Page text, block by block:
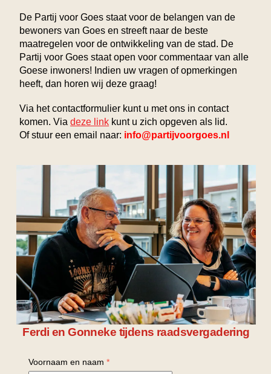
De Partij voor Goes staat voor de belangen van de
bewoners van Goes en streeft naar de beste
maatregelen voor de ontwikkeling van de stad. De
Partij voor Goes staat open voor commentaar van alle
Goese inwoners! Indien uw vragen of opmerkingen
heeft, dan horen wij deze graag!
Via het contactformulier kunt u met ons in contact
komen. Viadeze link kunt u zich opgeven als lid.
Of stuur een email naar: info@partijvoorgoes.nl
Ferdi en Gonneke tijdens raadsvergadering
Voornaam en naam *